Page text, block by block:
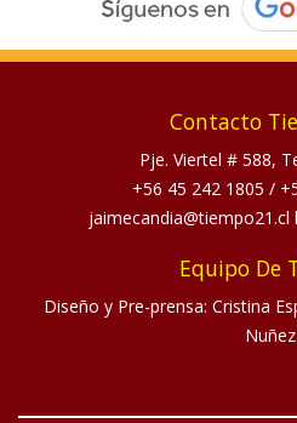
Contacto
Pje. Viertel # 588,
+56 45 242 1805 /
jaimecandia@tiempo21.cl
Equipo De
Diseño y Pre-prensa: Cristina
Nuñez.